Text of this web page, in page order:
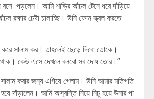
বসে পড়লেন। আমি শাড়ির আঁচল টেনে ধরে দাঁড়িয়ে
রক্ষার চেষ্টা চালাচ্ছি। উনি ফোন স্ক্রল করতে
সালাম কর। তাহলেই ছেড়ে দিবো তোকে।
কেউ এসে দেখলে বলবো সব দোষ তোর।”
করার জন্য এগিয়ে গেলাম। উনি আমার মতিগতি
দাঁড়ালেন। আমি অস্বস্তি নিয়ে নিচু হয়ে উনার পা